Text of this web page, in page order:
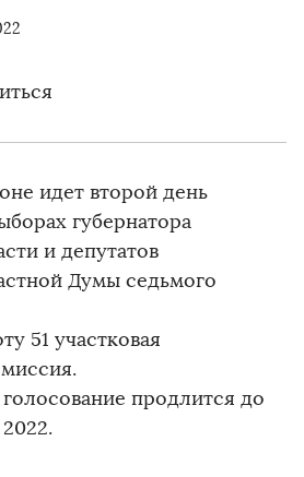
идет второй день
губернатора
и депутатов
Думы седьмого
51 участковая
продлится до